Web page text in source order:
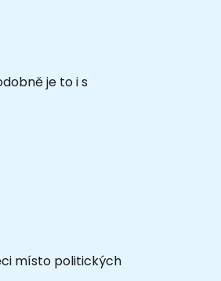
je to i s
místo politických